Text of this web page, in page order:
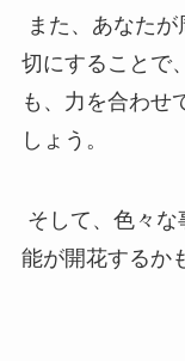
また、あなた
切にすることで
も、力を合わせ
しょう。
そして、色々
能が開花するか